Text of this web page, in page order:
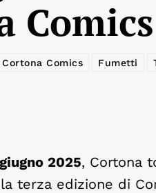
Comics
Cortona Comics Fumetti
2025, Cortona
terza edizione di